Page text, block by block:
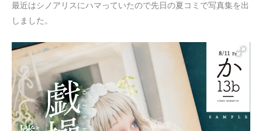
最近はシノアリスにハマっていたので先日の夏コミで写真集を出
しました。